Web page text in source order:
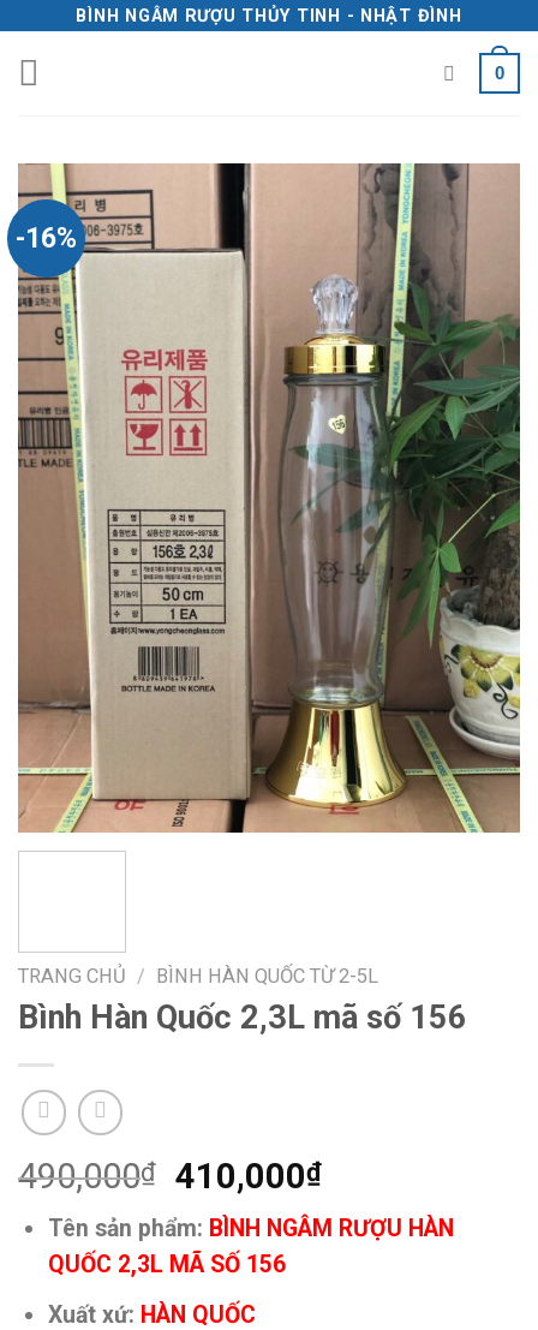
content
BÌNH NGÂM RƯỢU THỦY TINH - NHẬT ĐÌNH
0
-16%
TRANG CHỦ / BÌNH HÀN QUỐC TỪ 2-5L
Bình Hàn Quốc 2,3L mã số 156
490,000₫
Giá
gốc
là:
490,000₫.
410,000₫Giá
hiện
tại
Tên sản phẩm: BÌNH NGÂM RƯỢU HÀN
QUỐC 2,3L MÃ SỐ 156
Xuất xứ: HÀN QUỐC